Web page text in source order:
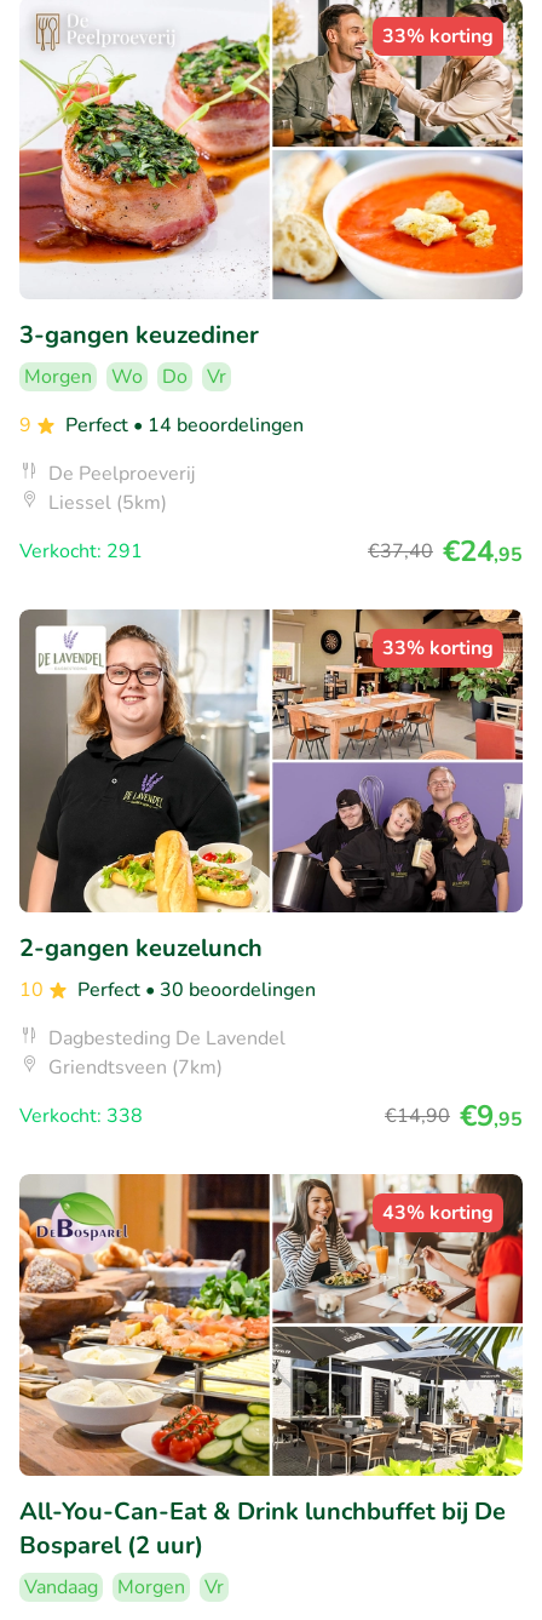
33% korting
3-gangen keuzediner
Morgen Wo Do
Vr
9
Perfect • 14 beoordelingen
De Peelproeverij
Liessel (5km)
Verkocht: 291
€37,40 €24,95
33% korting
2-gangen keuzelunch
10 Perfect • 30 beoordelingen
Dagbesteding De Lavendel
Griendtsveen (7km)
Verkocht: 338
€14,90 €9,95
43% korting
All-You-Can-Eat & Drink lunchbuffet bij De
Bosparel (2 uur)
Vandaag Morgen
Vr